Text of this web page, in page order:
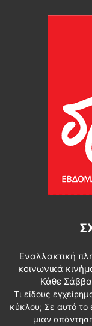
Εναλλακτική
κοινωνικά
Κάθε
Τι είδους
κύκλου; Σε αυτό το
μιαν